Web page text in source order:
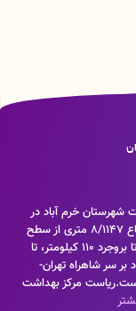
ام و جامعه ام»
بهداشت شهرستان خرم آباد در
شهر خرم آباد واقع شده است که فاصله این شهر در ارتفاع ۸/۱۱۴۷ متری از سطح
دریا و در میان دره‌های زاگرس قرار دارد. فاصله خرم آباد تا بروجرد ۱۱۰ کیلومتر، تا
است. خرم آباد بر سر شاهراه تهران-
است.ریاست مرکز بهداشت